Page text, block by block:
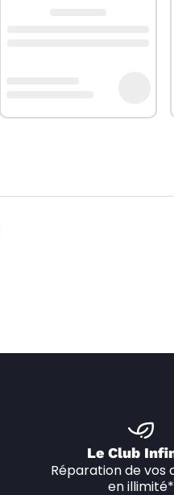
Le Club
Réparation de vos
en illimité*